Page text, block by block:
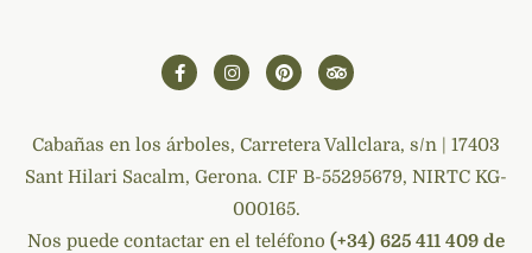
Cabañas en los árboles, Carretera Vallclara, s/n | 17403
Sant Hilari Sacalm, Gerona. CIF B-55295679, NIRTC KG-
000165.
Nos puede contactar en el teléfono (+34) 625 411 409 de